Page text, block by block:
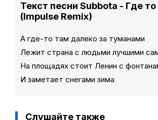
Текст песни Subbota - Где
(Impulse Remix)
А где-то там далеко за туманами
Лежит страна с людьми лучшими
На площадях стоит Ленин с
И заметает снегами зима
Слушайте также